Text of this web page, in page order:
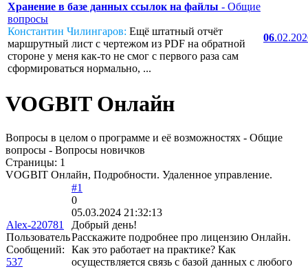
Хранение в базе данных ссылок на файлы - Общие
вопросы
Константин Чилингаров: Ещё штатный отчёт
маршрутный лист с чертежом из PDF на обратной
стороне у меня как-то не смог с первого раза сам
сформироваться нормально, ...
06
VOGBIT Онлайн
Вопросы в целом о программе и её возможностях - Общие
вопросы - Вопросы новичков
Страницы: 1
VOGBIT Онлайн, Подробности. Удаленное управление.
Alex-220781
Пользователь
Сообщений:
537
#1
0
05.03.2024 21:32:13
Добрый день!
Расскажите подробнее про лицензию Онлайн.
Как это работает на практике? Как
осуществляется связь с базой данных с любого